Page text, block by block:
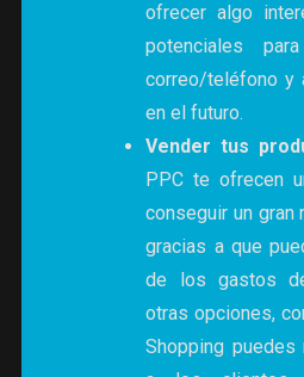
ofrecer algo
potenciales
correo/teléfono y
en el futuro.
Vender tus
PPC te ofrecen
conseguir un gran
gracias a que
de los gastos
otras opciones,
Shopping